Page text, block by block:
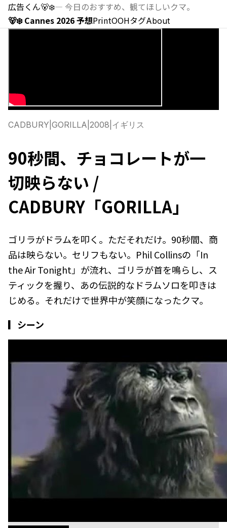
広告くん🐻‍❄️— 今日のおすすめ、観てほしいクマ。
🐻‍❄️ Cannes 2026 予想PrintOOHタグAbout
CADBURY GORILLA 2008 イギリス
90秒間、チョコレートが一
切映らない /
CADBURY「GORILLA」
ゴリラがドラムを叩く。ただそれだけ。90秒間、商
品は映らない。セリフもない。Phil Collinsの「In
the Air Tonight」が流れ、ゴリラが首を鳴らし、ス
ティックを握り、あの伝説的なドラムソロを叩きは
じめる。それだけで世界中が笑顔になったクマ。
▎シーン